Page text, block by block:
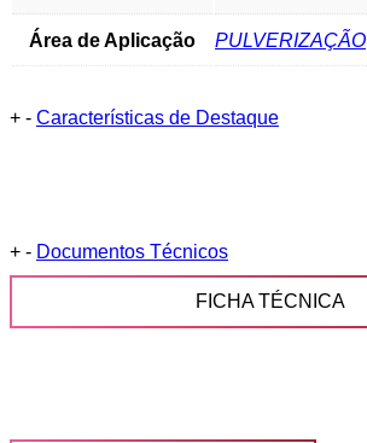
Área de Aplicação PULVERIZAÇÃO
+ - Características de Destaque
+ - Documentos Técnicos
FICHA TÉCNICA